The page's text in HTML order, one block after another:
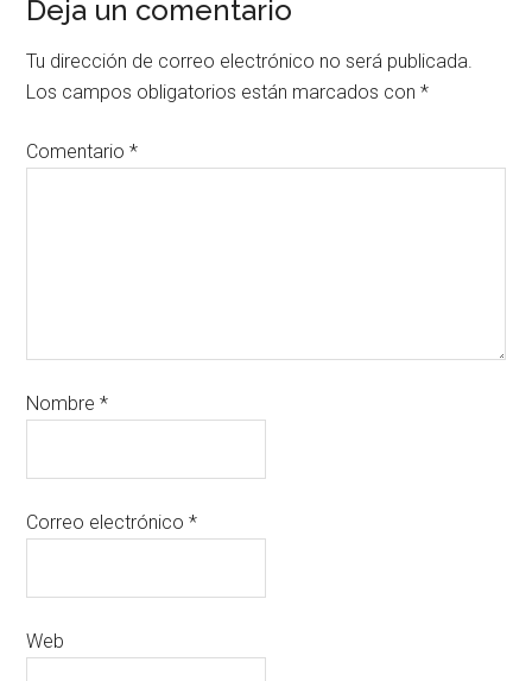
Deja un comentario
Tu dirección de correo electrónico no será publicada.
Los campos obligatorios están marcados con*
Comentario*
Nombre*
Correo electrónico*
Web